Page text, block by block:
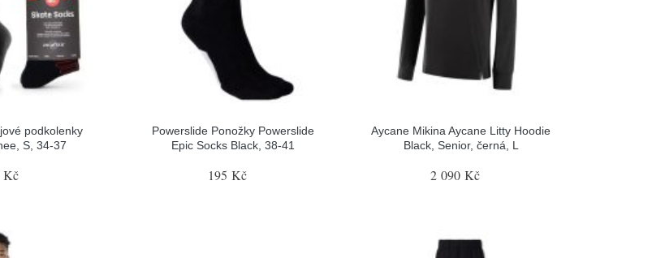
podkolenky
S, 34-37
Kč
Powerslide Ponožky Powerslide
Epic Socks Black, 38-41
195 Kč
Aycane Mikina Aycane Litty Hoodie
Black, Senior, černá, L
2 090 Kč